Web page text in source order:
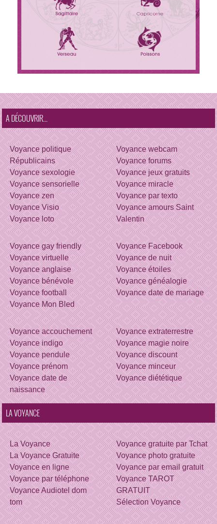
A DÉCOUVRIR...
Voyance politique
Républicains
Voyance sexologie
Voyance sensorielle
Voyance zen
Voyance Visio
Voyance loto
Voyance webcam
Voyance forums
Voyance jeux gratuits
Voyance miracle
Voyance par texto
Voyance amours Saint
Valentin
Voyance gay friendly
Voyance virtuelle
Voyance anglaise
Voyance bénévole
Voyance football
Voyance Mon Bled
Voyance Facebook
Voyance de nuit
Voyance étoiles
Voyance généalogie
Voyance date de mariage
Voyance accouchement
Voyance indigo
Voyance pendule
Voyance prénom
Voyance date de
naissance
Voyance extraterrestre
Voyance magie noire
Voyance discount
Voyance minceur
Voyance diététique
LA VOYANCE
La Voyance
La Voyance Gratuite
Voyance en ligne
Voyance par téléphone
Voyance Audiotel dom
tom
Voyance gratuite par Tchat
Voyance photo gratuite
Voyance par email gratuit
Voyance TAROT
GRATUIT
Sélection Voyance